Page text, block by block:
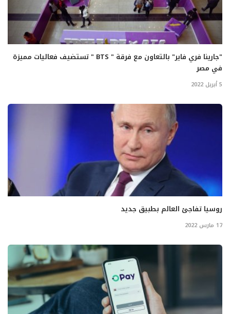
"جارينا فري فاير" بالتعاون مع فرقة " BTS " تستضيف فعاليات مميزة
في مصر
5 أبريل 2022
روسيا تفاجئ العالم بطبيق جديد
17 مارس 2022